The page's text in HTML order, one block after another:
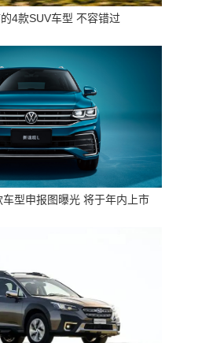
4款SUV车型 不容错过
型申报图曝光 将于年内上市